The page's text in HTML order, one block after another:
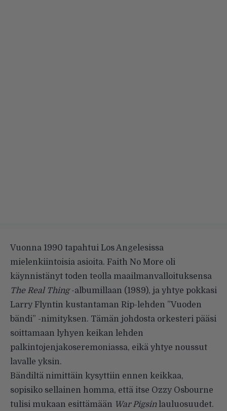
Vuonna 1990 tapahtui Los Angelesissa
mielenkiintoisia asioita. Faith No More oli
käynnistänyt toden teolla maailmanvalloituksensa
The Real Thing-albumillaan (1989), ja yhtye pokkasi
Larry Flyntin kustantaman Rip-lehden ”Vuoden
bändi” -nimityksen. Tämän johdosta orkesteri pääsi
soittamaan lyhyen keikan lehden
palkintojenjakoseremoniassa, eikä yhtye noussut
lavalle yksin.
Bändiltä nimittäin kysyttiin ennen keikkaa,
sopisiko sellainen homma, että itse Ozzy Osbourne
tulisi mukaan esittämään War Pigsinlauluosuudet.